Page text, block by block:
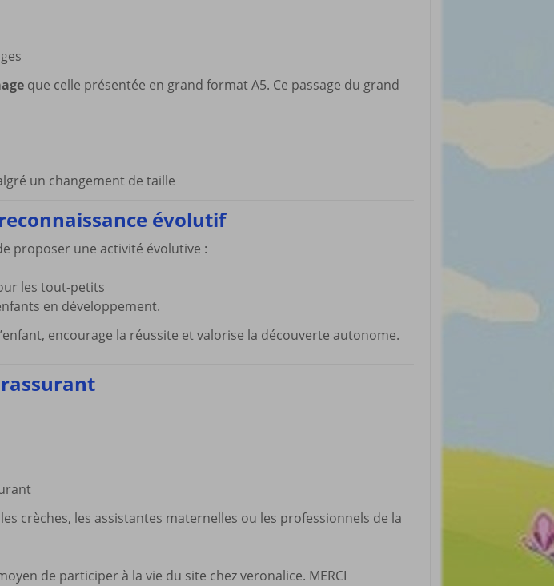
que celle présentée en grand format A5. Ce passage du grand
un changement de taille
évolutif
proposer une activité évolutive :
les tout-petits
en développement.
encourage la réussite et valorise la découverte autonome.
crèches, les assistantes maternelles ou les professionnels de la
de participer à la vie du site chez veronalice. MERCI